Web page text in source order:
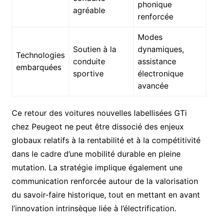
agréable
phonique
renforcée
Technologies
embarquées
Soutien à la
conduite
sportive
Modes
dynamiques,
assistance
électronique
avancée
Ce retour des voitures nouvelles labellisées GTi
chez Peugeot ne peut être dissocié des enjeux
globaux relatifs à la rentabilité et à la compétitivité
dans le cadre d’une mobilité durable en pleine
mutation. La stratégie implique également une
communication renforcée autour de la valorisation
du savoir-faire historique, tout en mettant en avant
l’innovation intrinsèque liée à l’électrification.